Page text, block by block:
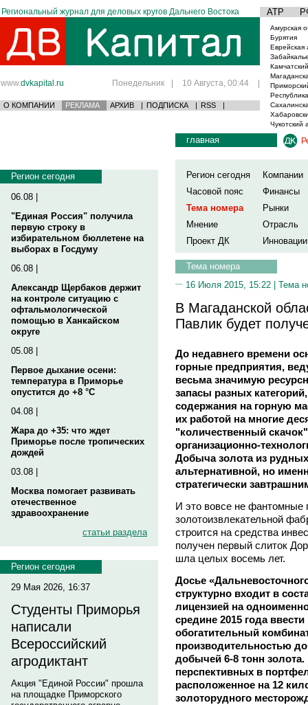
Региональный журнал для деловых кругов Дальнего Востока АТР
www.dvkapital.ru Понедельник | 10 Августа, 00:44 |
О КОМПАНИИ РЕКЛАМА АРХИВ | ПОДПИСКА | RSS |
Амурская
Бурятия
Еврейская
Чукотский
Регион сегодня
06.08 |
"Единая Россия" получила
первую строку в
избирательном бюллетене на
выборах в Госдуму
06.08 |
Александр Щербаков держит
на контроле ситуацию с
офтальмологической
помощью в Ханкайском
округе
05.08 |
Первое дыхание осени:
температура в Приморье
опустится до +8 °C
04.08 |
Жара до +35: что ждет
Приморье после тропических
дождей
03.08 |
Москва помогает развивать
отечественное
здравоохранение
статьи раздела
Регион сегодня
29 Мая 2026, 16:37
Студенты Приморья
написали
Всероссийский
агродиктант
Акция "Единой России" прошла
на площадке Приморского
главная
Регион сегодня
Компании
Часовой пояс
Финансы
Тема номера
Рынки
Мнение
Отрасль
Проект ДК
Инновации
Тема номера
16 Июля 2015, 15:22 | Тема
В Магаданской
Павлик будет
До недавнего времени
горные предприятия,
весьма значимую
запасы разных
содержания на горную
их работой на многие
"количественный
организационно-
Добыча золота из
альтернативной, но
стратегически
И это вовсе не фантомные
золотоизвлекательной
строится на средства
получен первый слиток
шла целых восемь лет.
Досье
структурно входит в
лицензией на
средине 2015 года
обогатительный
производительностью
добычей 6-8 тонн
перспективных в
расположенное на 12
золоторудного